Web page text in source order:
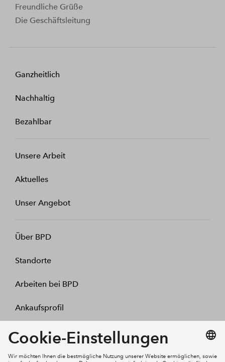
Freundliche Grüße
Die Geschäftsleitung
Ganzheitlich
Nachhaltig
Bezahlbar
Unsere Arbeit
Aktuelles
Unser Angebot
Über BPD
Standorte
Arbeiten bei BPD
Ankaufsprofil
Kontakt